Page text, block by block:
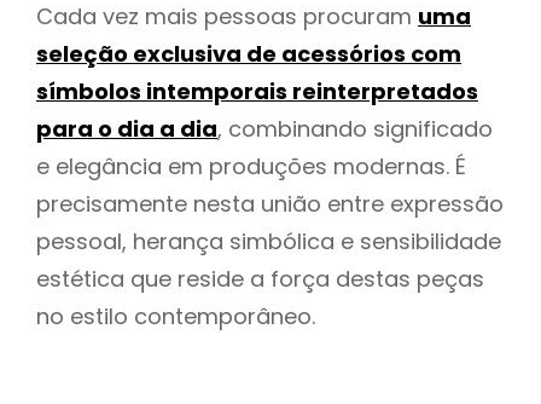
Cada vez mais pessoas procuram uma
seleção exclusiva de acessórios com
símbolos intemporais reinterpretados
para o dia a dia, combinando significado
e elegância em produções modernas. É
precisamente nesta união entre expressão
pessoal, herança simbólica e sensibilidade
estética que reside a força destas peças
no estilo contemporâneo.